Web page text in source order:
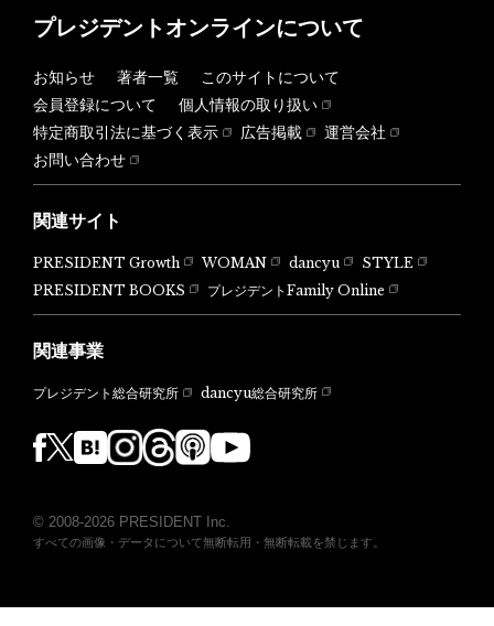
プレジデントオンラインについて
お知らせ 著者一覧
このサイトについて
会員登録について
個人情報の取り扱い
特定商取引法に基づく表示
広告掲載
運営会社
お問い合わせ
関連サイト
PRESIDENT Growth WOMAN dancyu
STYLE
PRESIDENT BOOKS
プレジデントFamily Online
関連事業
プレジデント総合研究所 dancyu総合研究所
© 2008-2026 PRESIDENT Inc.
すべての画像・データについて無断転用・無断転載を禁じます。